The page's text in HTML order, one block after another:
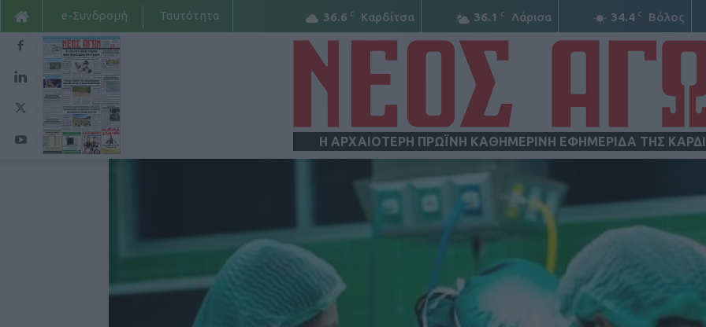
36.6 C Καρδίτσα 36.1 C Λάρισα 34.4 C Βόλος
e-Συνδρομή Ταυτότητα
Η ΑΡΧΑΙΟΤΕΡΗ ΠΡΩΪΝΗ ΚΑΘΗΜΕΡΙΝΗ ΕΦΗΜΕΡΙΔΑ ΤΗΣ
ΝΕΟΣ